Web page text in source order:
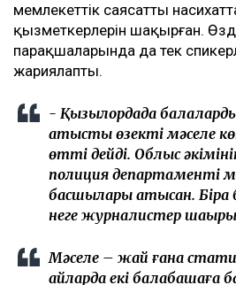
мемлекеттік саясатты
қызметкерлерін шақырған.
парақшаларында да тек
жариялапты.
- Қызылордада балалардың
қатысты өзекті мәселе
өтті дейді. Облыс
полиция департаменті
басшылары қатысқан. Бірақ
неге журналистер
Мәселе – жай ғана
айларда екі